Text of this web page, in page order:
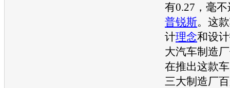
有0.27，毫
普锐斯。这
计理念和设
大汽车制造
在推出这款
三大制造厂